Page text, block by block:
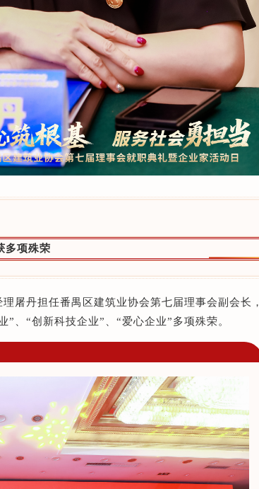
多项殊荣
屠丹担任番禺区建筑业协会第七届理事会副会长，
、“创新科技企业”、“爱心企业”多项殊荣。